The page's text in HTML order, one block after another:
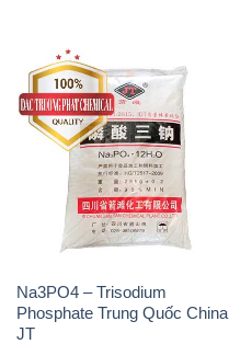
Na3PO4 – Trisodium
Phosphate Trung Quốc China
JT